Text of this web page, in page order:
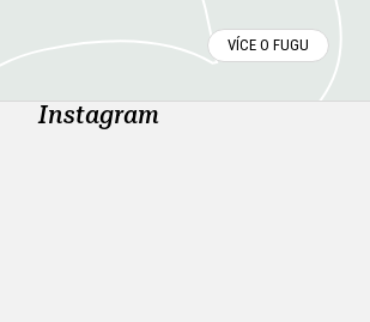
VÍCE O FUGU
Instagram